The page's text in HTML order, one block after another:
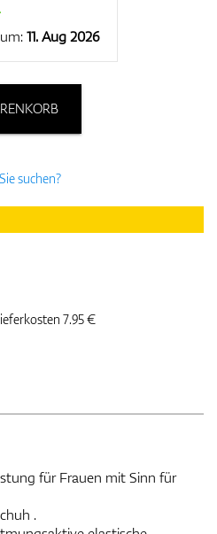
11. Aug 2026
suchen?
7.95 €
für Frauen mit Sinn für
.